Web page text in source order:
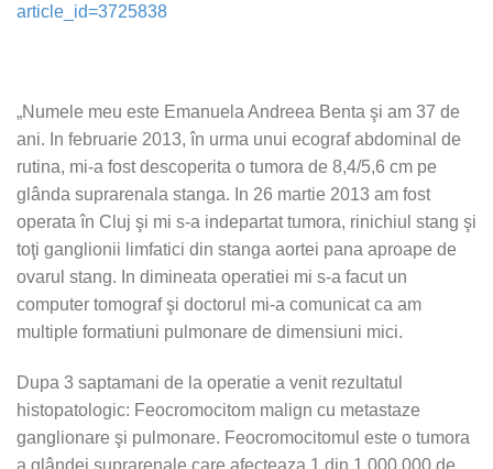
article_id=3725838
„Numele meu este Emanuela Andreea Benta şi am 37 de
ani. In februarie 2013, în urma unui ecograf abdominal de
rutina, mi-a fost descoperita o tumora de 8,4/5,6 cm pe
glânda suprarenala stanga. In 26 martie 2013 am fost
operata în Cluj şi mi s-a indepartat tumora, rinichiul stang şi
toţi ganglionii limfatici din stanga aortei pana aproape de
ovarul stang. In dimineata operatiei mi s-a facut un
computer tomograf şi doctorul mi-a comunicat ca am
multiple formatiuni pulmonare de dimensiuni mici.
Dupa 3 saptamani de la operatie a venit rezultatul
histopatologic: Feocromocitom malign cu metastaze
ganglionare şi pulmonare. Feocromocitomul este o tumora
a glândei suprarenale care afecteaza 1 din 1.000.000 de